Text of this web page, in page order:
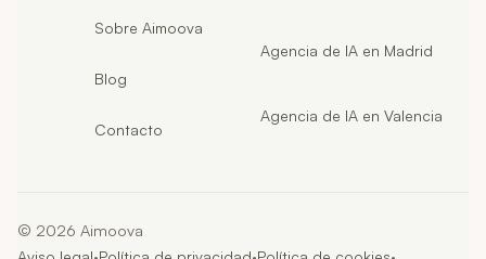
Sobre Aimoova
Blog
Contacto
Agencia de IA en Madrid
Agencia de IA en Valencia
© 2026 Aimoova